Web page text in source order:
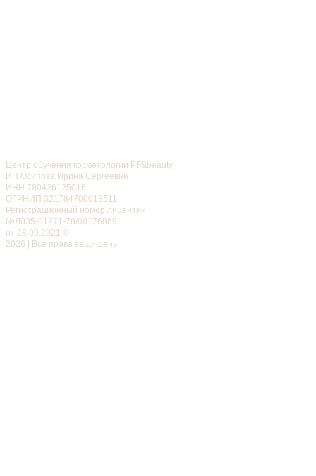
Центр обучения косметологии PF&beauty
ИП Осипова Ирина Сергеевна
ИНН 780426125016
ОГРНИП 321784700013511
Регистрационный номер лицензии:
№Л035-01271-78/00176869
от 28.09.2021 ©
2026 | Все права защищены